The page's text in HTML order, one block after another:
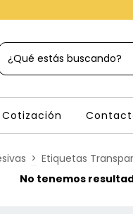
> Etiquetas
No tenemos